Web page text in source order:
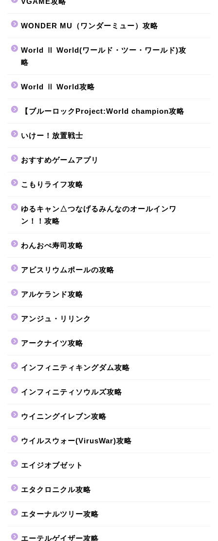
WONDER MU（ワンダーミュー）攻略
World Ⅱ World(ワールド・ツー・ワールド)攻
略
World Ⅱ World攻略
【ブルーロックProject:World champion攻略
いけー！放置戦士
おすすめゲームアプリ
こもりライフ攻略
ゆるキャン△つなげるみんなのオールインワ
ン！！攻略
わんおぺ寿司攻略
アビスリウムポールの攻略
アルケランド攻略
アンジュ・リリンク
アークナイツ攻略
インフィニティキングダム攻略
インフィニティソウルズ攻略
ウイニングイレブン攻略
ウイルスウォー(VirusWar)攻略
エイジオブゼット
エタクロニクル攻略
エターナルツリー攻略
エーテルゲイザー攻略